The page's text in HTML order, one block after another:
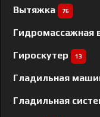
Вытяжка 76
Гидромассажная
Гироскутер 13
Гладильная
Гладильная